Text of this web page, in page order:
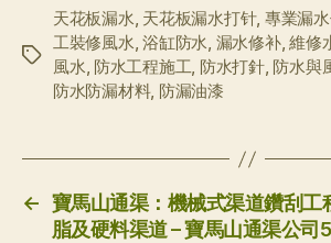
标
天花板漏水, 天花板漏水打针, 專業漏
工裝修風水,浴缸防水, 漏水修补,維修
風水, 防水工程施工, 防水打針, 防水與
防水防漏材料, 防漏油漆
← 寶馬山通渠：機械式渠道鑽刮工
脂及硬料渠道 – 寶馬山通渠公